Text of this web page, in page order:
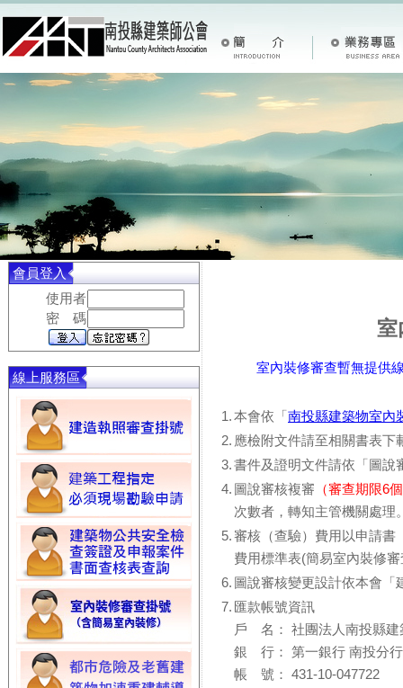
會員登入
使用者
密 碼
線上服務區
室
室內裝修審查暫無提供
1.本會依「南投縣建築物室內
2. 應檢附文件請至相關書表
3.書件及證明文件請依「圖說
4. 圖說審核複審 （審查期限6
次數者，轉知主管機關處理
5.審核（查驗）費用以申請書
費用標準表(簡易室內裝修
6. 圖說審核變更設計依本會「
7. 匯款帳號資訊
戶 名： 社團法人南投縣建
銀 行： 第一銀行 南投分
帳 號： 431-10-047722